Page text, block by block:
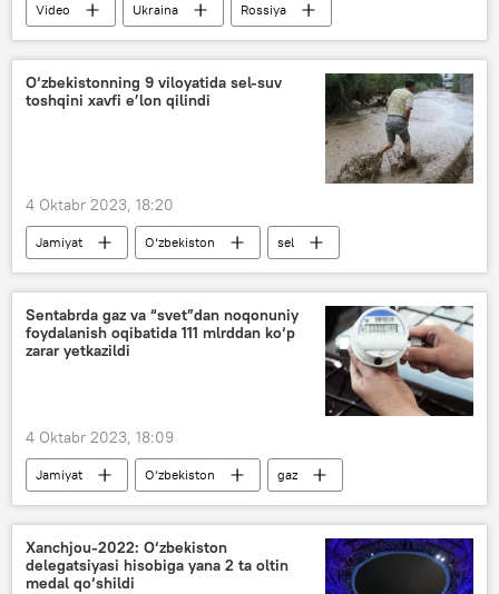
Video Ukraina
Rossiya
Qrim
O‘zbekistonning 9 viloyatida sel-suv
toshqini xavfi e’lon qilindi
4 Oktabr 2023, 18:20
Jamiyat O‘zbekiston
sel
O‘zgidromet
Sentabrda gaz va “svet”dan noqonuniy
foydalanish oqibatida 111 mlrddan ko‘p
zarar yetkazildi
4 Oktabr 2023, 18:09
Jamiyat O‘zbekiston
gaz
elektr energiyasi
Xanchjou-2022: O‘zbekiston
delegatsiyasi hisobiga yana 2 ta oltin
medal qo‘shildi